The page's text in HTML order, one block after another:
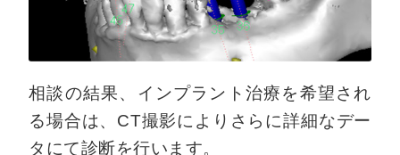
相談の結果、インプラント治療を希望され
る場合は、CT撮影によりさらに詳細なデー
タにて診断を行います。